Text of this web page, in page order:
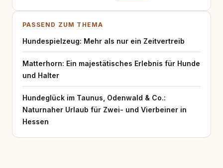
PASSEND ZUM THEMA
Hundespielzeug: Mehr als nur ein Zeitvertreib
Matterhorn: Ein majestätisches Erlebnis für Hunde
und Halter
Hundeglück im Taunus, Odenwald & Co.:
Naturnaher Urlaub für Zwei- und Vierbeiner in
Hessen